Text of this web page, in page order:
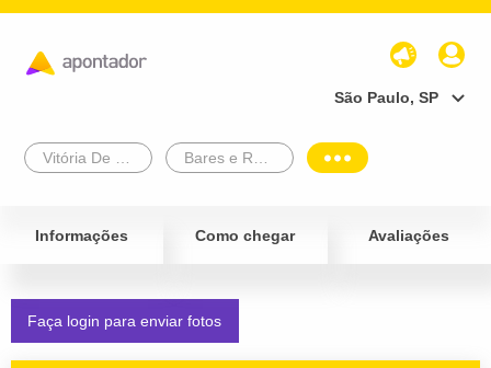
São Paulo, SP
Informações Como chegar Avaliações
Faça login para enviar fotos